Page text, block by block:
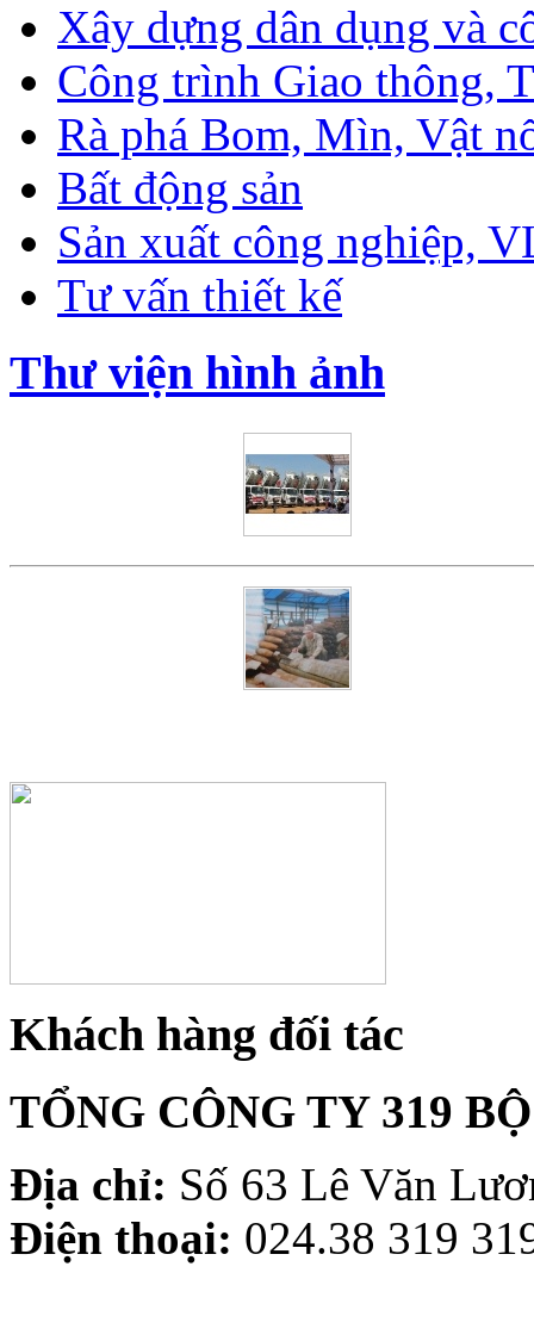
Xây dựng dân dụng và
Công trình Giao thông,
Rà phá Bom, Mìn, Vật
Bất động sản
Sản xuất công nghiệp,
Tư vấn thiết kế
Thư viện hình ảnh
Khách hàng đối tác
TỔNG CÔNG TY 319
Địa chỉ: Số 63 Lê Văn
Điện thoại: 024.38 319